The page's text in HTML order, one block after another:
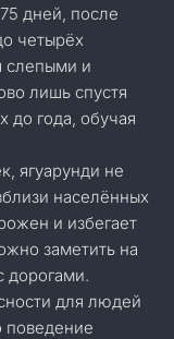
дней, после
четырёх
и
лишь спустя
до года, обучая
ягуарунди не
населённых
и избегает
заметить на
дорогами.
для людей
поведение